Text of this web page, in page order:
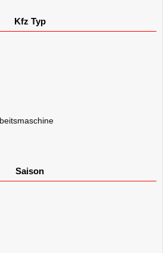
Kfz Typ
Saison